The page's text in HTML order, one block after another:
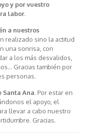
y por vuestro
labor.
a nuestros
realizado sino la actitud
una sonrisa, con
a los más desvalidos,
Gracias también por
personas.
Santa Ana. Por estar en
el apoyo, el
llevar a cabo nuestro
Gracias.